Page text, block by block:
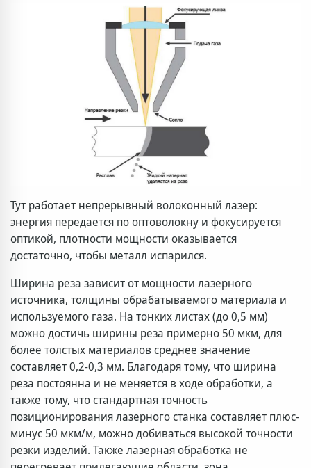
Тут работает непрерывный волоконный лазер:
энергия передается по оптоволокну и фокусируется
оптикой, плотности мощности оказывается
достаточно, чтобы металл испарился.
Ширина реза зависит от мощности лазерного
источника, толщины обрабатываемого материала и
используемого газа. На тонких листах (до 0,5 мм)
можно достичь ширины реза примерно 50 мкм, для
более толстых материалов среднее значение
составляет 0,2-0,3 мм. Благодаря тому, что ширина
реза постоянна и не меняется в ходе обработки, а
также тому, что стандартная точность
позиционирования лазерного станка составляет плюс-
минус 50 мкм/м, можно добиваться высокой точности
резки изделий. Также лазерная обработка не